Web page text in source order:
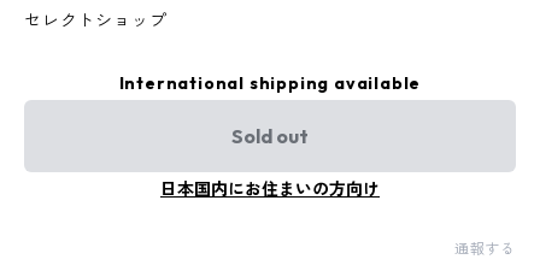
セレクトショップ
International shipping available
Sold out
日本国内にお住まいの方向け
通報する